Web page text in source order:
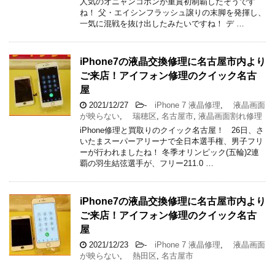
ね！ 父・エイシンフラッシュ譲りの末脚を発揮し、
一気に混戦を抜け出したみたいですね！ デ …
iPhone7の液晶交換修理に名古屋市内より
ご来店！アイフォン修理のクイック名古
屋
2021/12/27 - iPhone 7 液晶修理
液晶画面
が映らない
瑞穂区 名古屋市 液晶画面割れ修理
iPhone修理と買取りのクイック名古屋！ 26日、さ
いたまスーパーアリーナで全日本選手権、男子フリ
ーが行われましたね！ 冬季オリンピック(五輪)2連
覇の羽生結弦選手が、フリー211.0 …
iPhone7の液晶交換修理に名古屋市内より
ご来店！アイフォン修理のクイック名古
屋
2021/12/23 - iPhone 7 液晶修理
液晶画面
が映らない
熱田区 名古屋市